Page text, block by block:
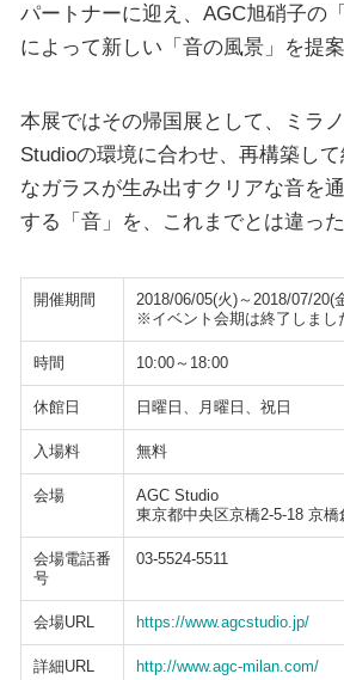
パートナーに迎え、AGC旭硝子の
によって新しい「音の風景」を提案
本展ではその帰国展として、ミラ
Studioの環境に合わせ、再構築し
なガラスが生み出すクリアな音を
する「音」を、これまでとは違っ
開催期間
2018/06/05(火)～2018/07/20(
※イベント会期は終了しまし
時間 10:00～18:00
休館日 日曜日、月曜日、祝日
入場料 無料
会場
AGC Studio
東京都中央区京橋2-5-18 京橋
会場電話番
号
03-5524-5511
会場URL https://www.agcstudio.jp/
詳細URL http://www.agc-milan.com/